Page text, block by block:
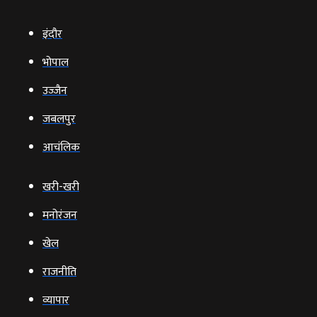
इंदौर
भोपाल
उज्‍जैन
जबलपुर
आचंलिक
खरी-खरी
मनोरंजन
खेल
राजनीति
व्‍यापार